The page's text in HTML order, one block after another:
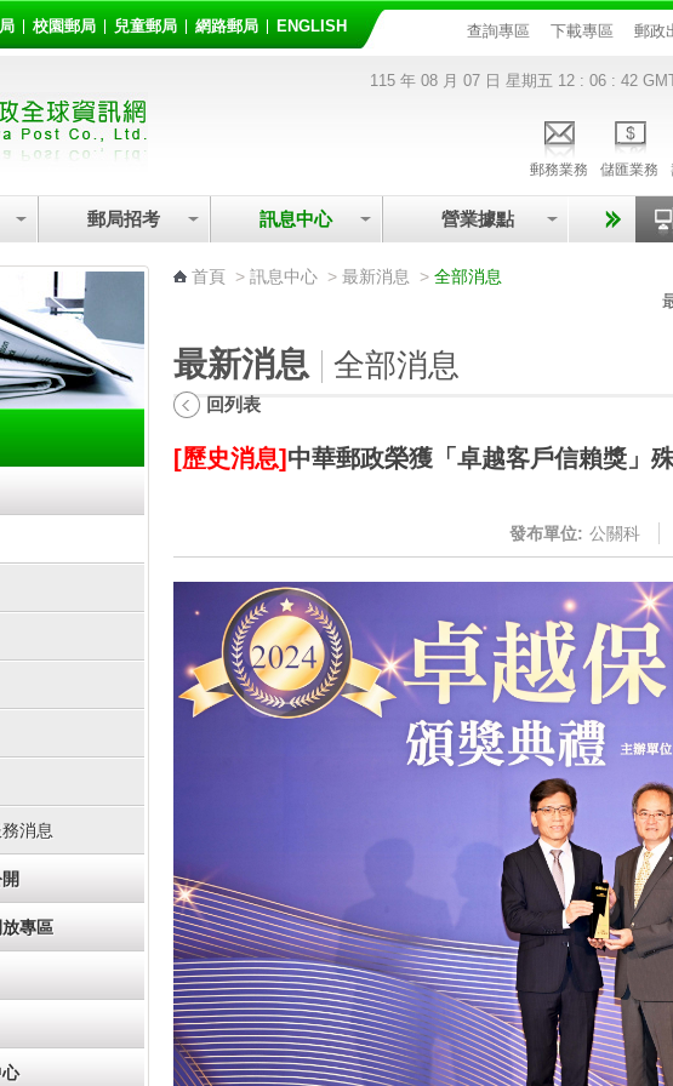
校園郵局 兒童郵局 網路郵局 ENGLISH 查詢專區 下載專區 郵政
115 年 08 月 07 日 星期五 12 : 06 : 42
郵務業務 儲匯業務
郵局招考 訊息中心
營業據點
消息
專區
首頁 > 訊息中心 > 最新消息 > 全部消息
最新消息 全部消息
回列表
[歷史消息] 中華郵政榮獲「卓越客戶信賴獎」
發布單位: 公關科